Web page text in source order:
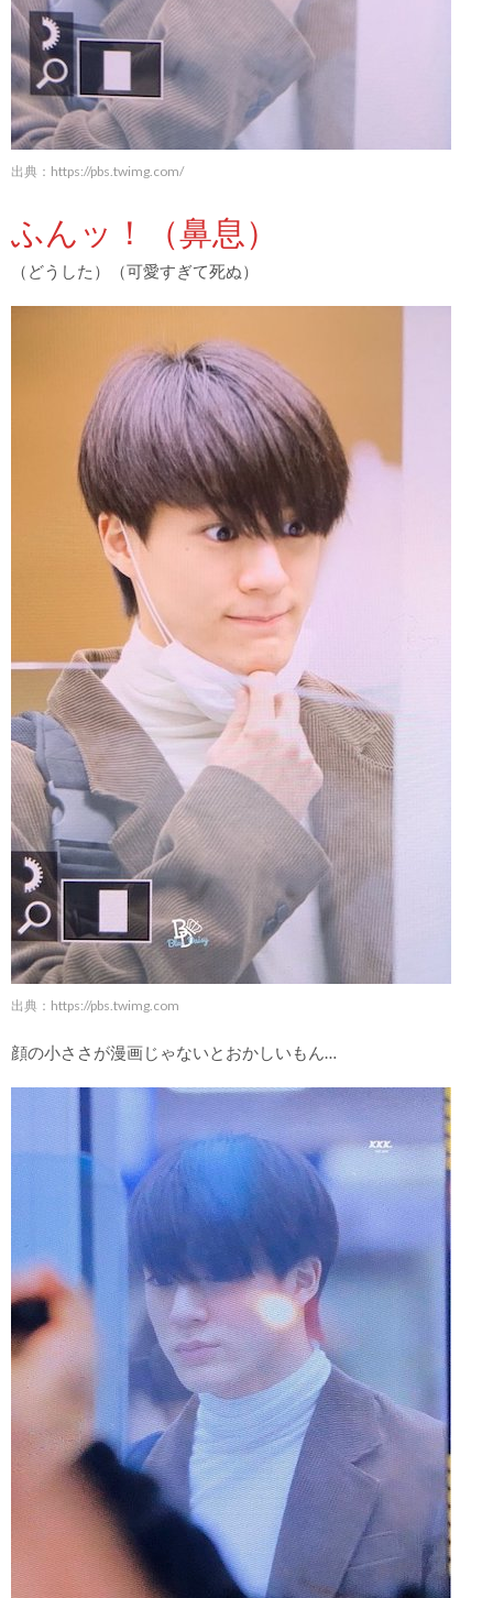
出典： https://pbs.twimg.com/
ふんッ！（鼻息）
（どうした）（可愛すぎて死ぬ）
出典： https://pbs.twimg.com
顔の小ささが漫画じゃないとおかしいもん…